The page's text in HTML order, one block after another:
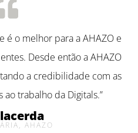
é o melhor para a AHAZO e
Desde então a AHAZO
a credibilidade com as
ao trabalho da Digitals.”
AHAZO